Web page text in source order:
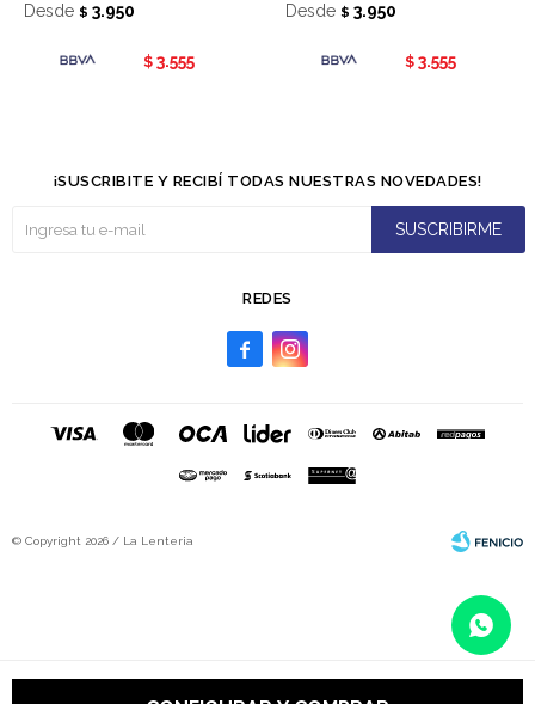
Desde $ 3.950
$ 3.555
Desde $ 3.950
$ 3.555
REDES
 
¡SUSCRIBITE Y RECIBÍ TODAS NUESTRAS NOVEDADES!
SUSCRIBIRME
© Copyright 2026 / La Lenteria